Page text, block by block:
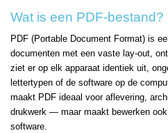
Wat is een PDF-bestand?
PDF (Portable Document Format) is
documenten met een vaste lay-out,
ziet er op elk apparaat identiek uit,
lettertypen of de software op de
maakt PDF ideaal voor aflevering,
drukwerk — maar maakt bewerken
software.